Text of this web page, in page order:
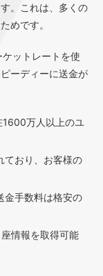
。これは、多くの
めです。
ットレートを使
ーディーに送金が
万人以上のユ
ており、お客様の
金手数料は格安の
情報を取得可能